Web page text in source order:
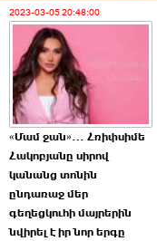
սպասում են ›››
2026-06-10 22:55:00
Ուշքի չենք գալիս այն
խայտառակ ›››
2026-06-09 15:05:00
2023-03-05 20:48:00
«Մամ ջան»… Հռիփսիմե
Հակոբյանը սիրով
կանանց տոնին
ընդառաջ մեր
գեղեցկուհի մայրերին
նվիրել է իր նոր երգը